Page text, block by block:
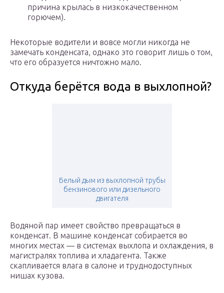
причина крылась в низкокачественном
горючем).
Некоторые водители и вовсе могли никогда не
замечать конденсата, однако это говорит лишь о том,
что его образуется ничтожно мало.
Откуда берётся вода в выхлопной?
Белый дым из выхлопной трубы
бензинового или дизельного
двигателя
Водяной пар имеет свойство превращаться в
конденсат. В машине конденсат собирается во
многих местах — в системах выхлопа и охлаждения, в
магистралях топлива и хладагента. Также
скапливается влага в салоне и труднодоступных
нишах кузова.